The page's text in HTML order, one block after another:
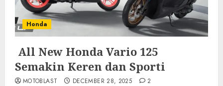
Honda
All New Honda Vario 125
Semakin Keren dan Sporti
MOTOBLAST DECEMBER 28, 2025 2